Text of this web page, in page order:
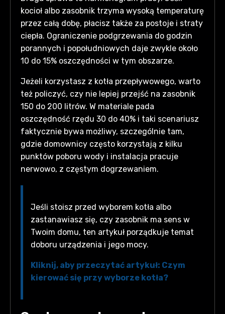
kocioł albo zasobnik trzyma wysoką temperaturę
przez całą dobę, płacisz także za postoje i straty
ciepła. Ograniczenie podgrzewania do godzin
porannych i popołudniowych daje zwykle około
10 do 15% oszczędności w tym obszarze.
Jeżeli korzystasz z kotła przepływowego, warto
też policzyć, czy nie lepiej przejść na zasobnik
150 do 200 litrów. W materiale pada
oszczędność rzędu 30 do 40% i taki scenariusz
faktycznie bywa możliwy, szczególnie tam,
gdzie domownicy często korzystają z kilku
punktów poboru wody i instalacja pracuje
nerwowo, z częstym dogrzewaniem.
Jeśli stoisz przed wyborem kotła albo
zastanawiasz się, czy zasobnik ma sens w
Twoim domu, ten artykuł porządkuje temat
doboru urządzenia i jego mocy.
Kliknij, aby przeczytać artykuł: Czym
kierować się przy wyborze kotła?